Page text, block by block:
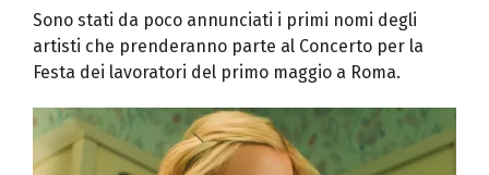
Sono stati da poco annunciati i primi nomi degli
artisti che prenderanno parte al Concerto per la
Festa dei lavoratori del primo maggio a Roma.